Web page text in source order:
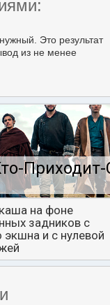
Это результат
из не менее
на фоне
задников с
экшна и с нулевой